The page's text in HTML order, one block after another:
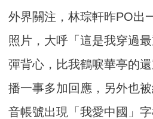
外界關注，林琮軒昨PO出
照片，大呼「這是我穿過
彈背心，比我鶴唳華亭的
播一事多加回應，另外也
音帳號出現「我愛中國」